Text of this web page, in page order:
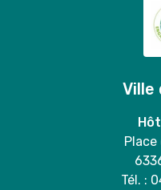
Ville
Tél. :